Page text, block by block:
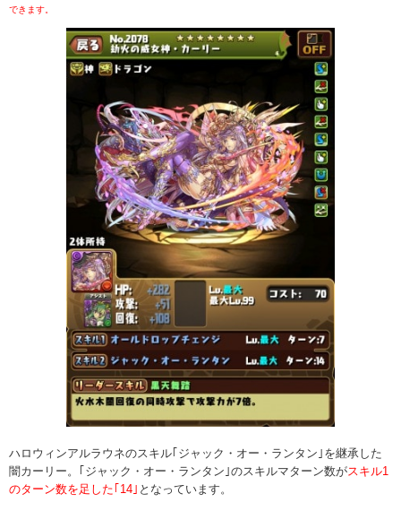
できます。
ハロウィンアルラウネのスキル｢ジャック・オー・ランタン｣を継承した
闇カーリー。｢ジャック・オー・ランタン｣のスキルマターン数がスキル1
のターン数を足した｢14｣ となっています。